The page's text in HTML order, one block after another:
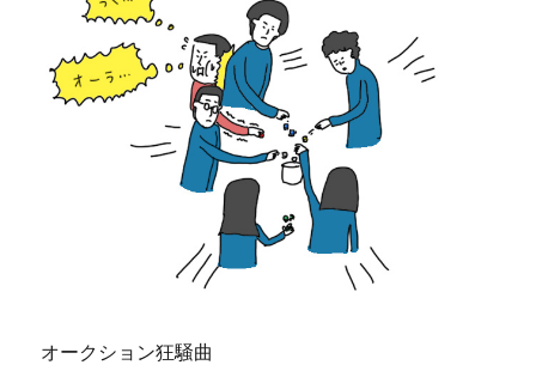
オークション狂騒曲